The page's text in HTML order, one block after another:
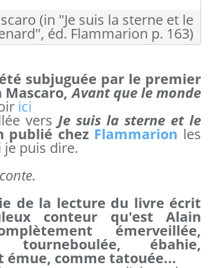
(in "Je suis la sterne et le
éd. Flammarion p. 163)
subjuguée par le premier
Mascaro,Avant que le monde
ici
vers Je suis la sterne et le
publié chez Flammarion les
puis dire.
de la lecture du livre écrit
conteur qu'est Alain
émerveillée,
tourneboulée, ébahie,
émue, comme tatouée...